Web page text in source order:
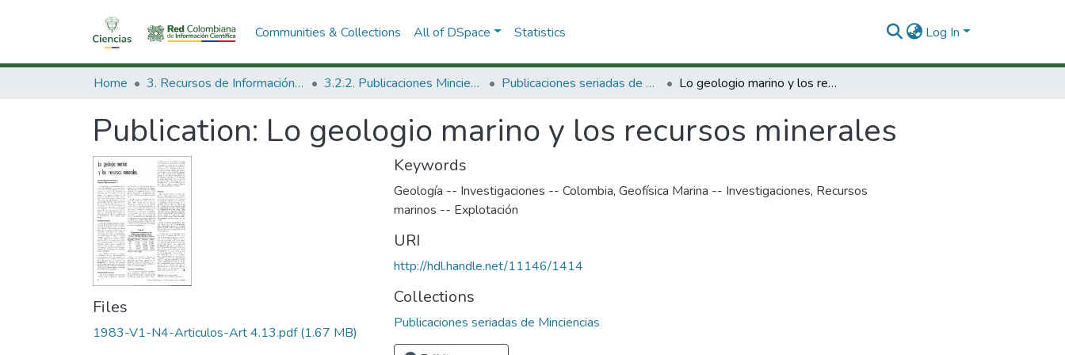
Communities & Collections All of DSpace Statistics Log In
Home 3. Recursos de Información Científica y Tecnológica 3.2.2. Publicaciones Minciencias Publicaciones seriadas de Minciencias Lo geologio marino y los recursos minerales
Publication: Lo geologio marino y los recursos minerales
Files
1983-V1-N4-Articulos-Art 4.13.pdf(1.67 MB)
Keywords
Geología -- Investigaciones -- Colombia, Geofísica Marina -- Investigaciones, Recursos
marinos -- Explotación
URI
http://hdl.handle.net/11146/1414
Collections
Publicaciones seriadas de Minciencias